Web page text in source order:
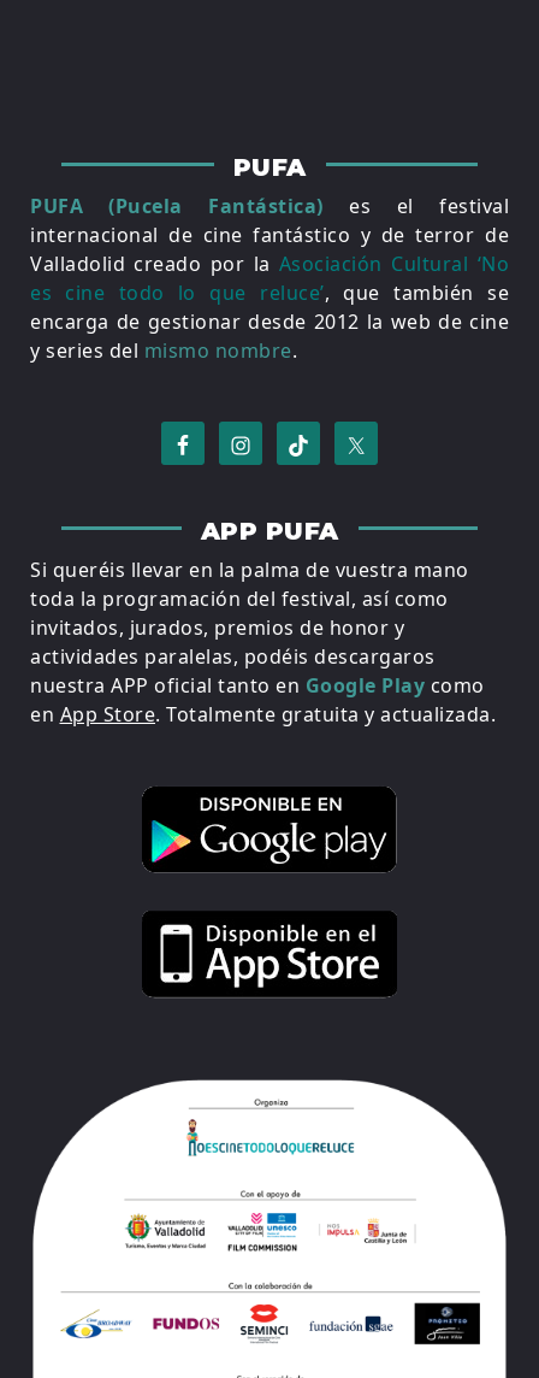
PUFA
PUFA (Pucela Fantástica) es el festival
internacional de cine fantástico y de terror de
Valladolid creado por la Asociación Cultural ‘No
es cine todo lo que reluce’, que también se
encarga de gestionar desde 2012 la web de cine
y series del mismo nombre.
APP PUFA
Si queréis llevar en la palma de vuestra mano
toda la programación del festival, así como
invitados, jurados, premios de honor y
actividades paralelas, podéis descargaros
nuestra APP oficial tanto en Google Play como
en App Store. Totalmente gratuita y actualizada.